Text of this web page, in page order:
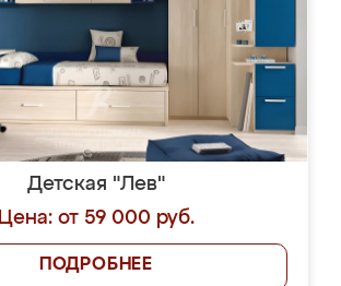
Детская "Лев"
Цена: от 59 000 руб.
ПОДРОБНЕЕ